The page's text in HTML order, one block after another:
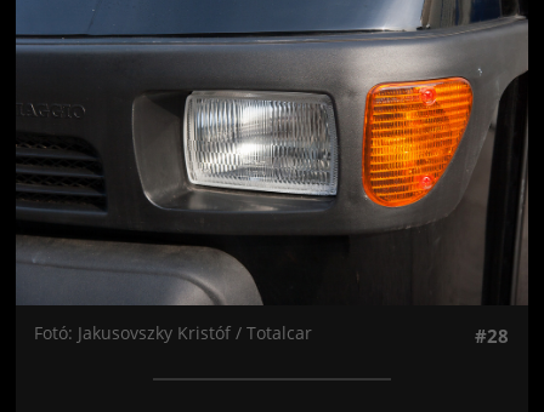
Fotó: Jakusovszky Kristóf / Totalcar #28